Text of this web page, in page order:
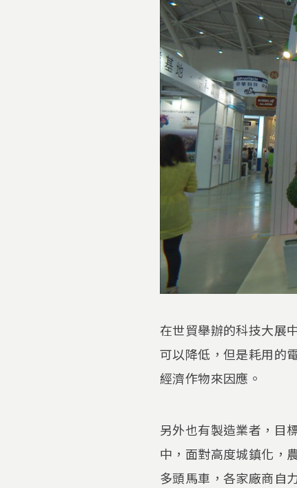
在世貿舉辦的科技大展
可以降低，但是耗用的
經濟作物來因應。
另外也有製造業者，目
中，面對高度城鎮化，
多頭馬車，各家廠商自